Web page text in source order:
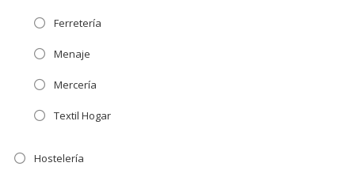
Ferretería
Menaje
Mercería
Textil Hogar
Hostelería